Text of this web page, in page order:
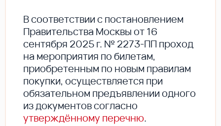
В соответствии с постановлением
Правительства Москвы от 16
сентября 2025 г. № 2273-ПП проход
на мероприятия по билетам,
приобретенным по новым правилам
покупки, осуществляется при
обязательном предъявлении одного
из документов согласно
утверждённому перечню.